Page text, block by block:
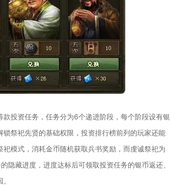
投资任务，任务分为6个递进阶段，每个阶段设有银
祭祀先贤的基础权限，投资排行榜前列的玩家还能
模式，消耗金币随机获取兵书奖励，而虔诚祭祀为
隐藏进度，进度达标后可领取投资任务的银币返还、